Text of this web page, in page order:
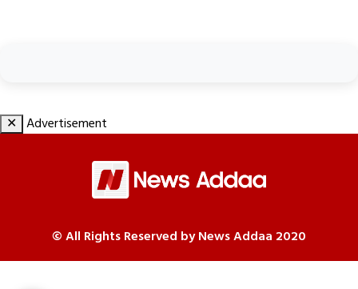
✕ Advertisement
© All Rights Reserved by News Addaa 2020